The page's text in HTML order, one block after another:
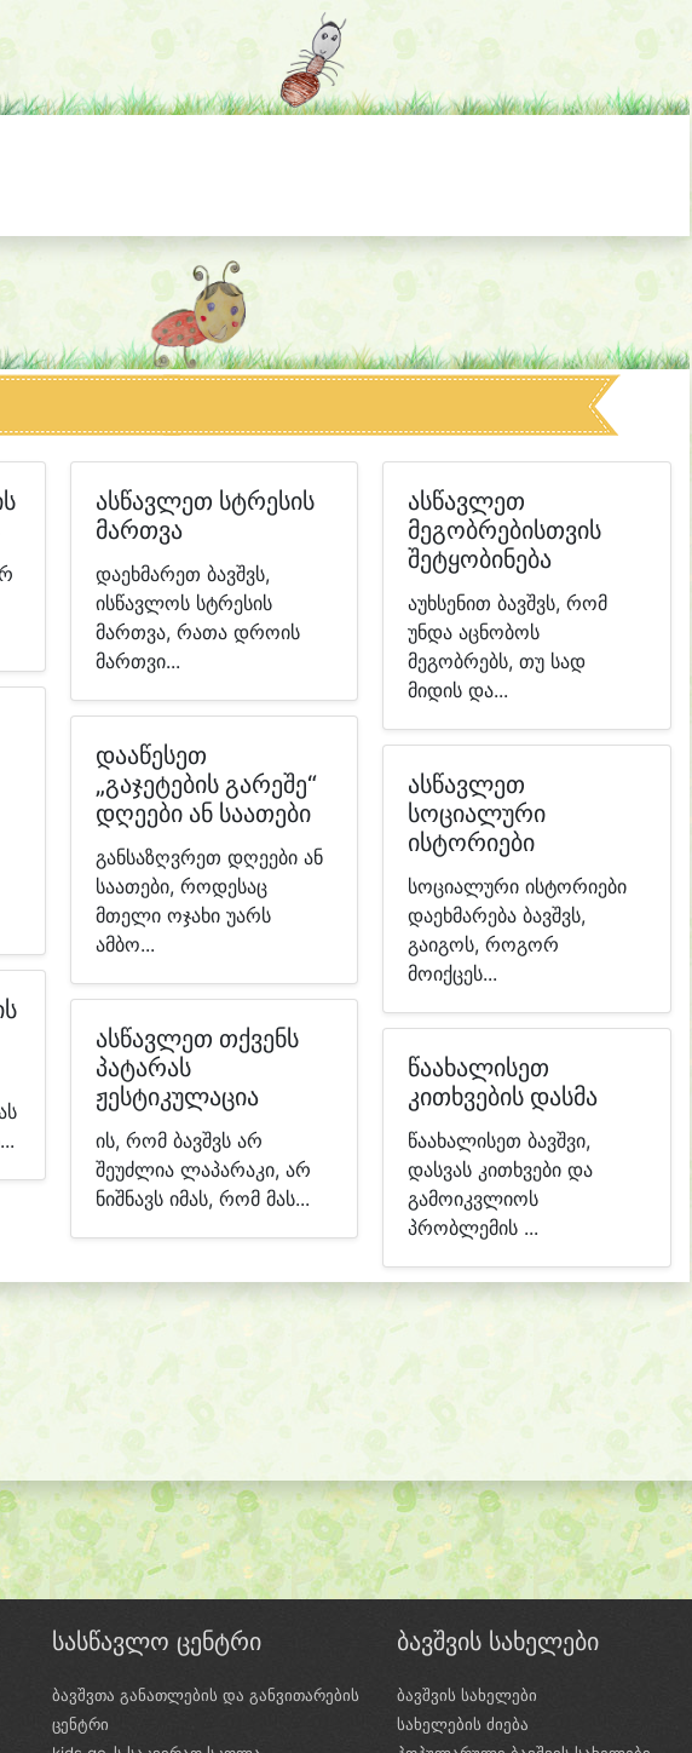
ასწავლეთ სტრესის
მართვა
დაეხმარეთ ბავშვს,
ისწავლოს სტრესის
მართვა, რათა დროის
მართვი...
დააწესეთ
„გაჯეტების გარეშე“
დღეები ან საათები
განსაზღვრეთ დღეები ან
საათები, როდესაც
მთელი ოჯახი უარს
ამბო...
ასწავლეთ თქვენს
პატარას
ჟესტიკულაცია
ის, რომ ბავშვს არ
შეუძლია ლაპარაკი, არ
ნიშნავს იმას, რომ მას...
ასწავლეთ
მეგობრებისთვის
შეტყობინება
აუხსენით ბავშვს, რომ
უნდა აცნობოს
მეგობრებს, თუ სად
მიდის და...
ასწავლეთ
სოციალური
ისტორიები
სოციალური ისტორიები
დაეხმარება ბავშვს,
გაიგოს, როგორ
მოიქცეს...
წაახალისეთ
კითხვების დასმა
წაახალისეთ ბავშვი,
დასვას კითხვები და
გამოიკვლიოს
პრობლემის ...
სასწავლო ცენტრი
ბავშვთა განათლების და განვითარების
ცენტრი
ბავშვის სახელები
ბავშვის სახელები
სახელების ძიება